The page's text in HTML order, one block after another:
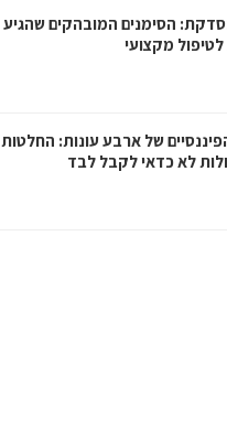
הסימנים המובהקים שהגיע
מקצועי
של ארבע עונות: החלטות
לא כדאי לקבל לבד